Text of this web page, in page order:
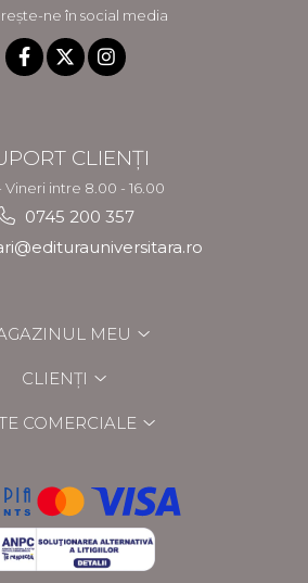
ne în social media
CLIENȚI
Vineri intre 8.00 - 16.00
0745 200 357
MEU
CLIENȚI
COMERCIALE